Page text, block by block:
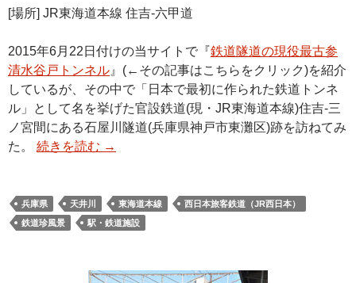
[場所] JR東海道本線 住吉-六甲道
2015年6月22日付けの当サイトで『鉄道隧道の現役最古参
清水谷戸トンネル 』(←その記事はこちらをクリック)を紹介
しているが、その中で「日本で最初に作られた鉄道トンネ
ル」として名を挙げた官設鉄道(現・JR東海道本線)住吉-三
ノ宮間にある石屋川隧道(兵庫県神戸市東灘区)跡を訪ねてみ
た。 続きを読む →
兵庫県 天井川 東海道本線
西日本旅客鉄道（JR西日本）
鉄道珍風景
駅・鉄道施設